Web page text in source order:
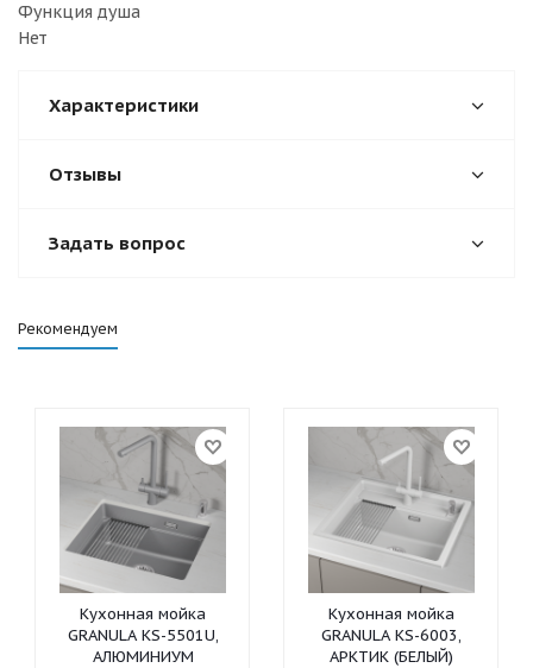
Функция душа
Нет
Характеристики
Отзывы
Задать вопрос
Рекомендуем
Кухонная мойка
GRANULA KS-5501U,
АЛЮМИНИУМ
Кухонная мойка
GRANULA KS-6003,
АРКТИК (БЕЛЫЙ)